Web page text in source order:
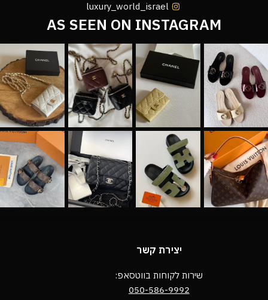
luxury_world_israel
AS SEEN ON INSTAGRAM
יצירת קשר
שירות לקוחות בווטסאפ:
050-586-9992